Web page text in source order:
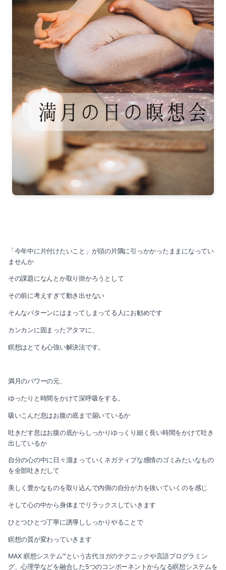
「今年中に片付けたいこと」が頭の片隅に引っかかったままになってい
ませんか
その課題になんとか取り掛かろうとして
その前に考えすぎて動き出せない
そんなパターンにはまってしまってる人にお勧めです
カンカンに固まったアタマに、
瞑想はとても心強い解決法です。
満月のパワーの元、
ゆったりと時間をかけて深呼吸をする。
吸いこんだ息はお腹の底まで届いているか
吐きだす息はお腹の底からしっかりゆっくり細く長い時間をかけて吐き
出しているか
自分の心の中に日々溜まっていくネガティブな感情のゴミみたいなもの
を全部吐きだして
美しく豊かなものを取り込んで内側の自分が力を抜いていくのを感じ
そして心の中から身体までリラックスしていきます
ひとつひとつ丁寧に誘導ししっかりやることで
瞑想の質が変わっていきます
MAX 瞑想システム™という古代ヨガのテクニックや言語プログラミン
グ、心理学などを融合した5つのコンポーネントからなる瞑想システムを